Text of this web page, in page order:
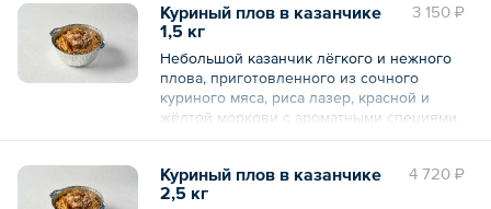
Общий вес – 275 г 3 150 ₽
Куриный плов в казанчике
1,5 кг
Небольшой казанчик лёгкого и нежного
плова, приготовленного из сочного
куриного мяса, риса лазер, красной и
жёлтой моркови с ароматными специями.
4 720 ₽
Куриный плов в казанчике
2,5 кг